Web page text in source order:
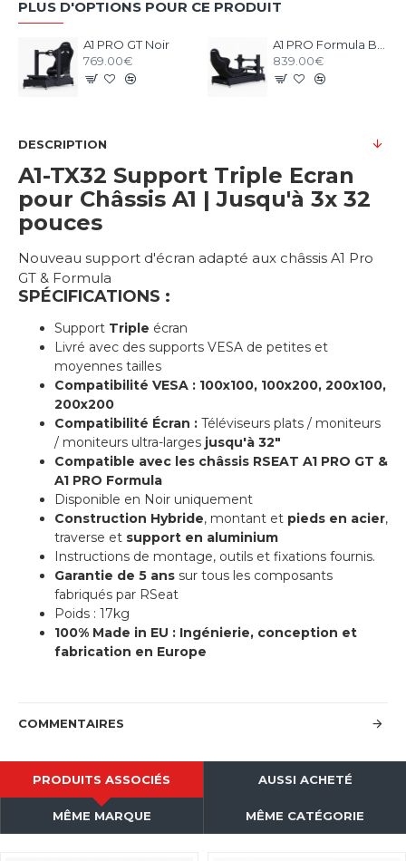
PLUS D'OPTIONS POUR CE PRODUIT
A1 PRO GT Noir
769.00€
839.00€
DESCRIPTION
A1-TX32 Support Triple Ecran
pour Châssis A1 | Jusqu'à 3x 32
pouces
Nouveau support d'écran adapté aux châssis A1 Pro
GT & Formula
SPÉCIFICATIONS :
Support Triple écran
Livré avec des supports VESA de petites et
moyennes tailles
Compatibilité VESA : 100x100, 100x200, 200x100,
200x200
Compatibilité Écran : Téléviseurs plats / moniteurs
/ moniteurs ultra-larges jusqu'à 32"
Compatible avec les châssis RSEAT A1 PRO GT &
A1 PRO Formula
Disponible en Noir uniquement
Construction Hybride, montant et pieds en acier,
traverse et support en aluminium
Instructions de montage, outils et fixations fournis.
Garantie de 5 ans sur tous les composants
fabriqués par RSeat
Poids : 17kg
100% Made in EU : Ingénierie, conception et
fabrication en Europe
COMMENTAIRES
PRODUITS ASSOCIÉS AUSSI ACHETÉ
MÊME MARQUE MÊME CATÉGORIE